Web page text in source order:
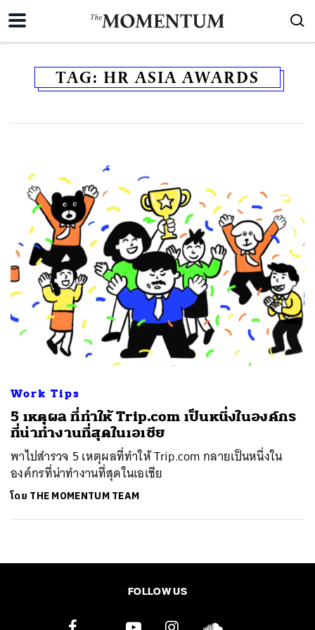
TAG: HR ASIA AWARDS
Work Tips
5 เหตุผล ที่ทำให้ Trip.com เป็นหนึ่งในองค์กร
ที่น่าทำงานที่สุดในเอเชีย
พาไปสำรวจ 5 เหตุผลที่ทำให้ Trip.com กลายเป็นหนึ่งใน
องค์กรที่น่าทำงานที่สุดในเอเชีย
โดย THE MOMENTUM TEAM
FOLLOW US
SHARE TWEET LINE EMAIL